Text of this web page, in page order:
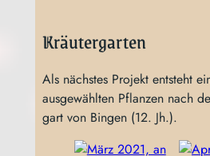
Kräutergarten
Als nächs­tes Pro­jekt ent­steht
aus­ge­wähl­ten Pflan­zen nach
gart von Bin­gen (12. Jh.).